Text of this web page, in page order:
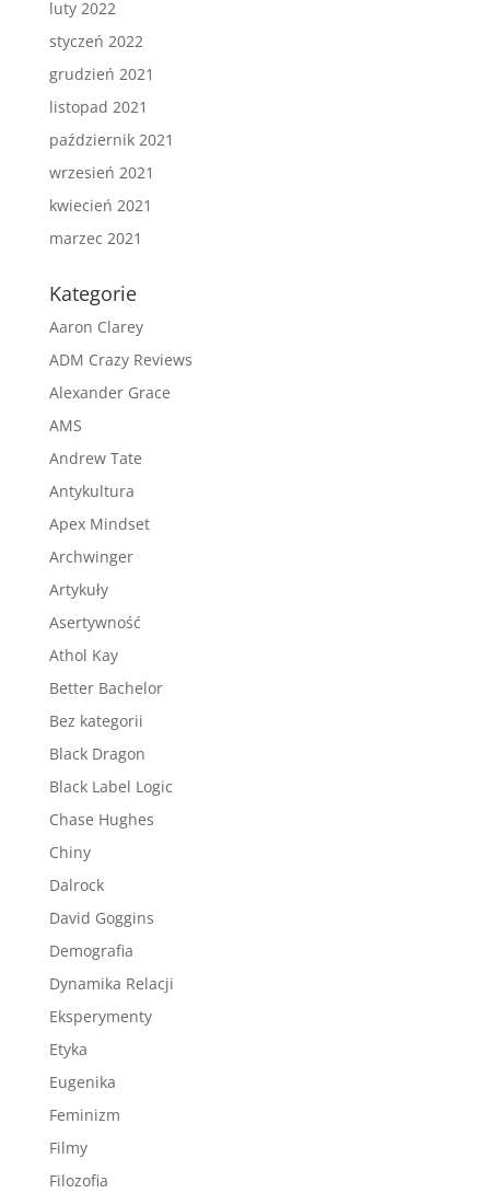
luty 2022
styczeń 2022
grudzień 2021
listopad 2021
październik 2021
wrzesień 2021
kwiecień 2021
marzec 2021
Kategorie
Aaron Clarey
ADM Crazy Reviews
Alexander Grace
AMS
Andrew Tate
Antykultura
Apex Mindset
Archwinger
Artykuły
Asertywność
Athol Kay
Better Bachelor
Bez kategorii
Black Dragon
Black Label Logic
Chase Hughes
Chiny
Dalrock
David Goggins
Demografia
Dynamika Relacji
Eksperymenty
Etyka
Eugenika
Feminizm
Filmy
Filozofia